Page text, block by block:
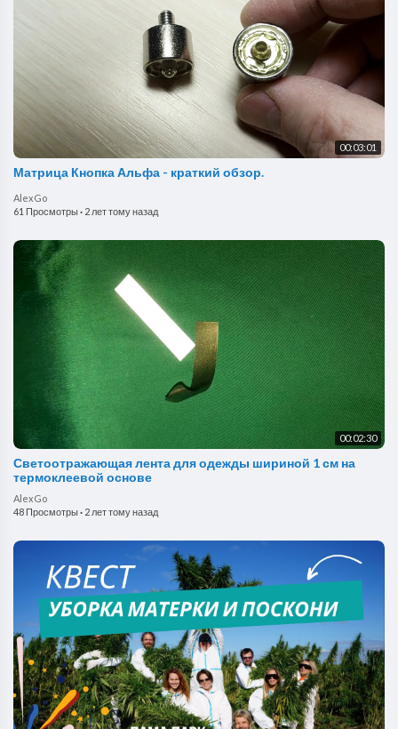
00:03:01
Матрица Кнопка Альфа - краткий обзор.
AlexGo
61 Просмотры· 2 лет тому назад
00:02:30
Светоотражающая лента для одежды шириной 1 см на
термоклеевой основе
AlexGo
48 Просмотры· 2 лет тому назад